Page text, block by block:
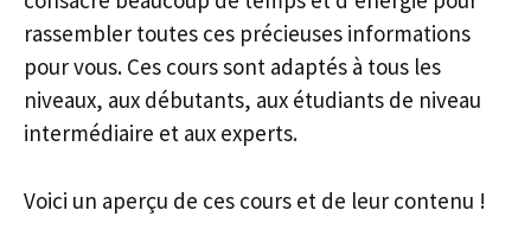
rassembler toutes ces précieuses informations
pour vous. Ces cours sont adaptés à tous les
niveaux, aux débutants, aux étudiants de niveau
intermédiaire et aux experts.
Voici un aperçu de ces cours et de leur contenu !